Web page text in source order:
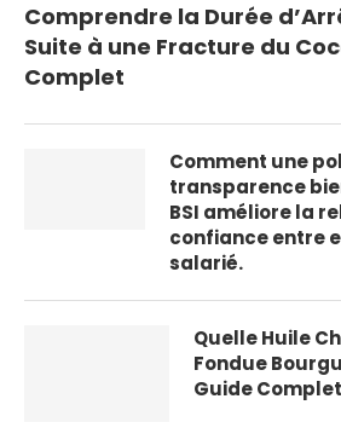
Comprendre la Durée
Suite à une Fracture du
Complet
Comment une
transparence
BSI améliore la
confiance entre
salarié.
Quelle Huile
Fondue
Guide Complet